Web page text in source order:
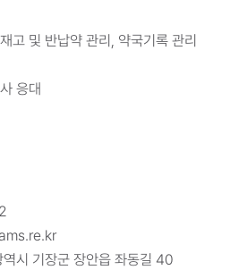
고 및 반납약 관리, 약국기록 관리
응대
시 기장군 장안읍 좌동길 40